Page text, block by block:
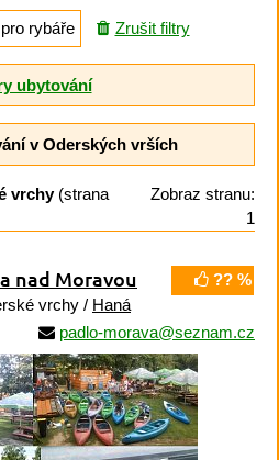
pro rybáře Zrušit filtry
ubytování
v Oderských vrších
vrchy(strana
Zobraz stranu:
1
?? %
nad Moravou
vrchy / Haná
padlo-morava@seznam.cz